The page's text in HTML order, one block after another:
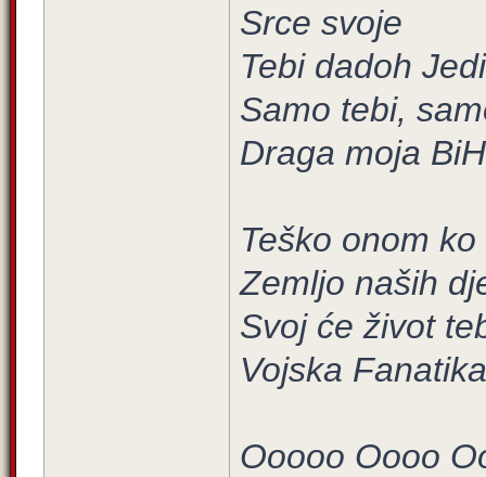
Srce svoje
Tebi dadoh
Samo tebi,
Draga moja BiH
Teško onom
Zemljo naših
Svoj će život
Vojska Fanatika
Ooooo Oooo